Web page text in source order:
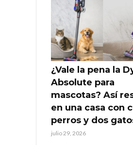
¿Vale la pena la
Absolute para
mascotas? Así
en una casa con
perros y dos
julio 29, 2026